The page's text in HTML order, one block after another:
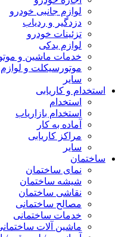
لوازم جانبی خودرو
دزدگیر و ردیاب
تزئینات خودرو
لوازم یدکی
خدمات ماشین و
موتورسیکلت و لوازم
سایر
استخدام و کاریابی
استخدام
استخدام بازاریاب
آماده به کار
مراکز کاریابی
سایر
ساختمان
نمای ساختمان
شیشه ساختمان
نقاشی ساختمان
مصالح ساختمانی
خدمات ساختمانی
ماشین آلات